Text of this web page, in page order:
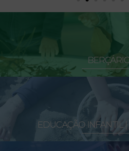
EDUCAÇÃO INFANTIL